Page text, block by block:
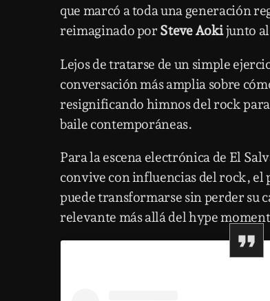
que marcó a toda una generación
reimaginado por Steve Aokijunto al
Lejos de tratarse de un simple
conversación más amplia sobre
resignificando himnos del rock
baile contemporáneas.
Para la escena electrónica de El
convive con influencias del rock, el
puede transformarse sin perder su
relevante más allá del hype